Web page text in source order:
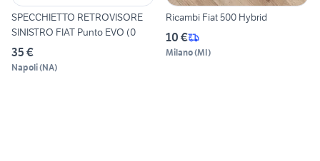
SPECCHIETTO RETROVISORE
SINISTRO FIAT Punto EVO (0
35 €
Napoli(NA)
Ricambi Fiat 500 Hybrid
10 €
Milano(MI)